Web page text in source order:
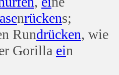
nrückens;
Rundrücken, wie
Gorilla ein